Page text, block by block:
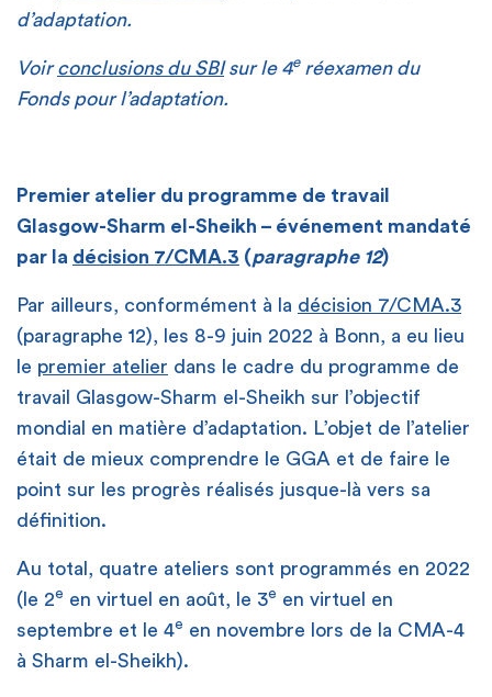
on the Global Goal on Adaptation
décision 1/CMA.3
d’adaptation.
Voirconclusions du SBIsur le 4eréexamen du
Fonds pour l’adaptation.
Premier atelier du programme de travail
Glasgow-Sharm el-Sheikh – événement mandaté
par la décision 7/CMA.3 (paragraphe 12)
Par ailleurs, conformément à la décision 7/CMA.3
(paragraphe 12), les 8-9 juin 2022 à Bonn, a eu lieu
le premier atelier dans le cadre du programme de
travail Glasgow-Sharm el-Sheikh sur l’objectif
mondial en matière d’adaptation. L’objet de l’atelier
était de mieux comprendre le GGA et de faire le
point sur les progrès réalisés jusque-là vers sa
définition.
Au total, quatre ateliers sont programmés en 2022
(le 2e en virtuel en août, le 3e en virtuel en
septembre et le 4e en novembre lors de la CMA-4
à Sharm el-Sheikh).